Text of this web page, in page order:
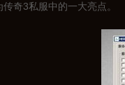
奇3私服中的一大亮点。